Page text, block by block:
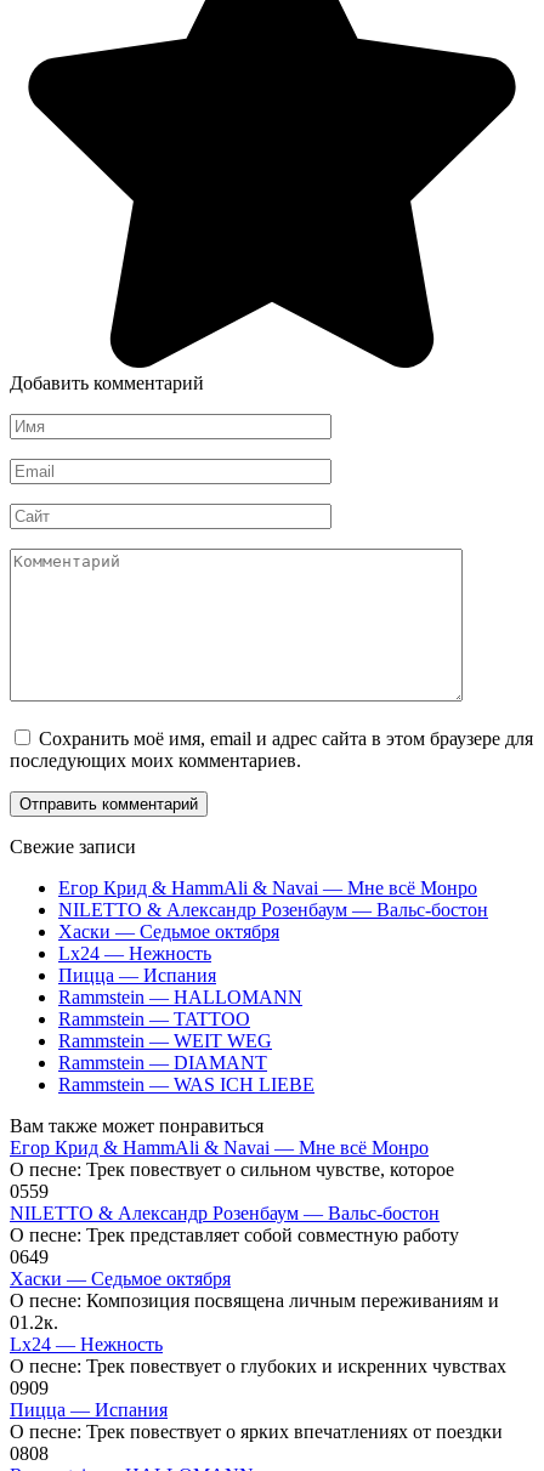
Добавить комментарий
Имя
*
Email
*
Сайт
Комментарий
Сохранить моё имя, email и адрес сайта в этом браузере для
последующих моих комментариев.
Свежие записи
Егор Крид & HammAli & Navai — Мне всё Монро
NILETTO & Александр Розенбаум — Вальс-бостон
Хаски — Седьмое октября
Lx24 — Нежность
Пицца — Испания
Rammstein — HALLOMANN
Rammstein — TATTOO
Rammstein — WEIT WEG
Rammstein — DIAMANT
Rammstein — WAS ICH LIEBE
Вам также может понравиться
Егор Крид & HammAli & Navai — Мне всё Монро
О песне: Трек повествует о сильном чувстве, которое
0559
NILETTO & Александр Розенбаум — Вальс-бостон
О песне: Трек представляет собой совместную работу
0649
Хаски — Седьмое октября
О песне: Композиция посвящена личным переживаниям и
01.2к.
Lx24 — Нежность
О песне: Трек повествует о глубоких и искренних чувствах
0909
Пицца — Испания
О песне: Трек повествует о ярких впечатлениях от поездки
0808